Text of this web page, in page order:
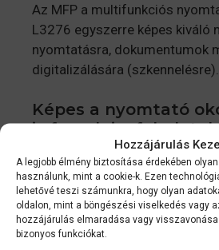
Hozzájárulás
A legjobb élmény biztosítása érdekében
használunk, mint a cookie-k. Ezen
lehetővé teszi számunkra, hogy olyan
oldalon, mint a böngészési viselkedés vagy
hozzájárulás elmaradása vagy
bizonyos funkciókat.
Az MFP a multifunkciós
L3276 egyszerre képes kiváló
nyomtatásra, dokumentumok
digitalizálására (szkennelésre).
Képes a nyomtató
is fogadni a
Igen, az ingyenes Epson Smart
letöltésével közvetlenül a
a táblagépedről is
szkennelhetsz.